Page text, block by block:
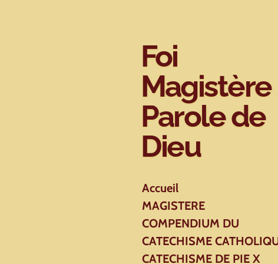
Foi
Magistère
Parole de
Dieu
Accueil
MAGISTERE
COMPENDIUM DU
CATECHISME
CATECHISME DE PIE X